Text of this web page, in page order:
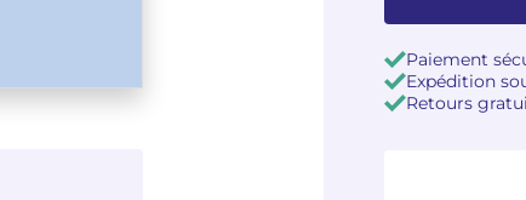
Paiement
Expédition
Retours